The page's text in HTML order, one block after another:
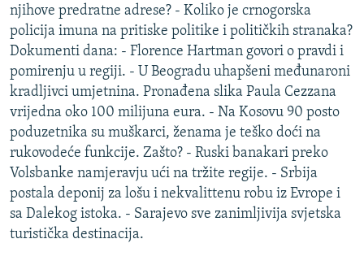
MOJA EVROPA
TRI DECENIJE OD RATA U BIH
SVE KARTE DEJTONA
NASTANAK I RASPAD JUGOSLAVIJE
njihove predratne adrese? - Koliko je crnogorska
policija imuna na pritiske politike i političkih stranaka?
Dokumenti dana: - Florence Hartman govori o pravdi i
pomirenju u regiji. - U Beogradu uhapšeni međunaroni
kradljivci umjetnina. Pronađena slika Paula Cezzana
vrijedna oko 100 milijuna eura. - Na Kosovu 90 posto
poduzetnika su muškarci, ženama je teško doći na
rukovodeće funkcije. Zašto? - Ruski banakari preko
Volsbanke namjeravju ući na tržite regije. - Srbija
postala deponij za lošu i nekvalittenu robu iz Evrope i
sa Dalekog istoka. - Sarajevo sve zanimljivija svjetska
turistička destinacija.